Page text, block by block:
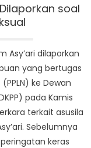
soal
Asy’ari dilaporkan
yang bertugas
ke Dewan
pada Kamis
terkait asusila
Sebelumnya
keras